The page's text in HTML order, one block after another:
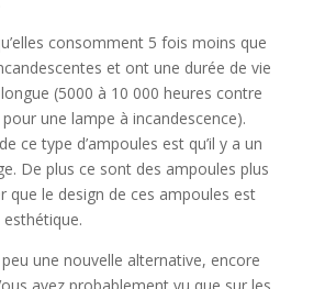
consomment 5 fois moins que
et ont une durée de vie
(5000 à 10 000 heures contre
une lampe à incandescence).
ce type d’ampoules est qu’il y a un
De plus ce sont des ampoules plus
que le design de ces ampoules est
une nouvelle alternative, encore